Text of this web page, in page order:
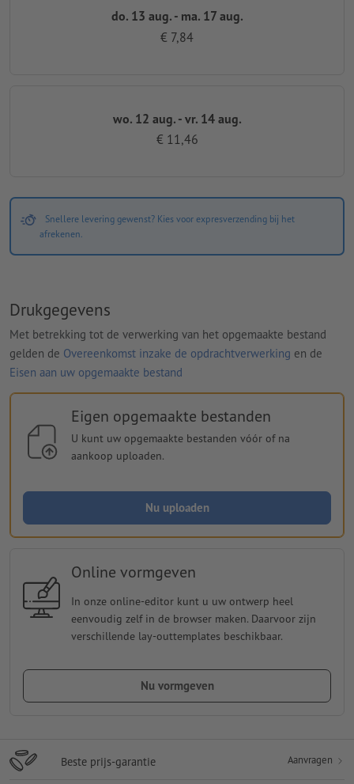
do. 13 aug. - ma. 17 aug.
€ 7,84
wo. 12 aug. - vr. 14 aug.
€ 11,46
Snellere levering gewenst? Kies voor expresverzending bij het
afrekenen.
Drukgegevens
Met betrekking tot de verwerking van het opgemaakte bestand
gelden de Overeenkomst inzake de opdrachtverwerking en de
Eisen aan uw opgemaakte bestand
Eigen opgemaakte bestanden
U kunt uw opgemaakte bestanden vóór of na
aankoop uploaden.
Nu uploaden
Online vormgeven
In onze online-editor kunt u uw ontwerp heel
eenvoudig zelf in de browser maken. Daarvoor zijn
verschillende lay-outtemplates beschikbaar.
Nu vormgeven
Beste prijs-garantie Aanvragen